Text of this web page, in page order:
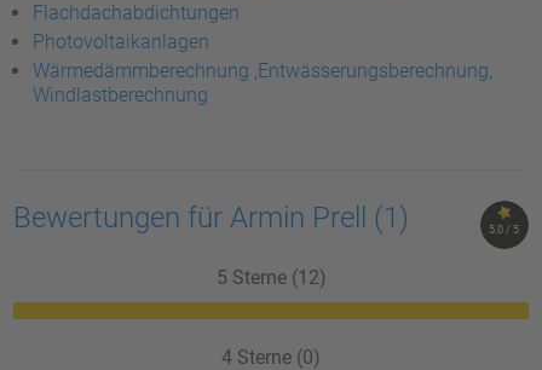
Flachdachabdichtungen
Photovoltaikanlagen
Wärmedämmberechnung ,Entwässerungsberechnung,
Windlastberechnung
5.0 / 5
Bewertungen für Armin Prell (1)
5 Sterne (12)
4 Sterne (0)